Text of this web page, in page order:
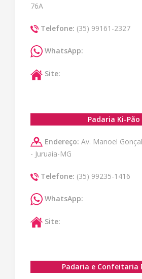
76A
Telefone: (35) 99161-2327
WhatsApp:
Site:
Padaria Ki-Pão
Endereço: Av. Manoel
- Juruaia-MG
Telefone: (35) 99235-1416
WhatsApp:
Site:
Padaria e Confeitaria